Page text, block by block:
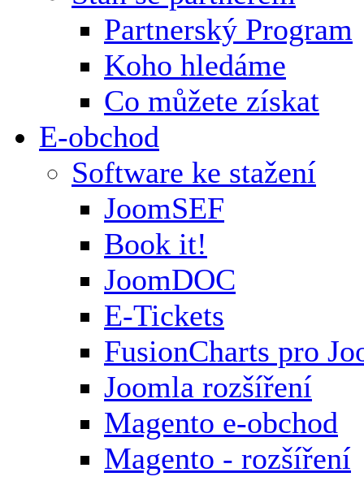
Partnerský Program
Koho hledáme
Co můžete získat
E-obchod
Software ke stažení
JoomSEF
Book it!
JoomDOC
E-Tickets
FusionCharts pro
Joomla rozšíření
Magento e-obchod
Magento - rozšíření